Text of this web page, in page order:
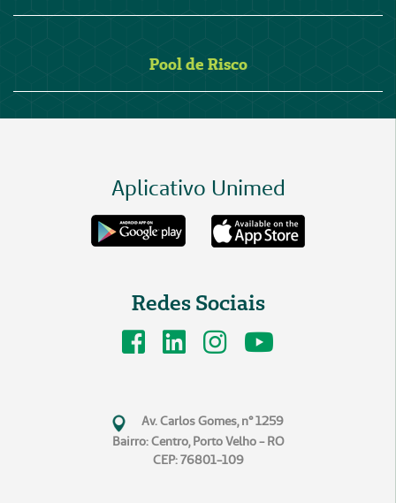
Pool de Risco
Aplicativo Unimed
Redes Sociais
Av. Carlos Gomes, n° 1259
Bairro: Centro, Porto Velho - RO
CEP: 76801-109